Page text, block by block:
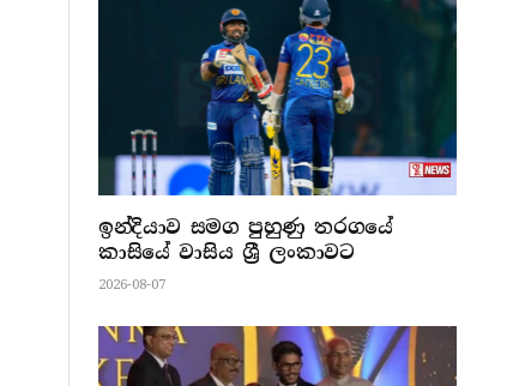
ඉන්දියාව සමග පුහුණු තරගයේ
කාසියේ වාසිය ශ්‍රී ලංකාවට
2026-08-07